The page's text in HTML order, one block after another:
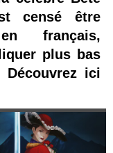
censé être
français,
plus bas
ici